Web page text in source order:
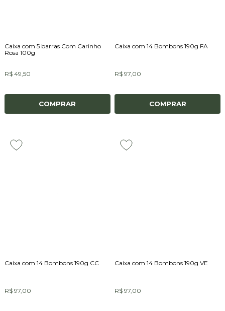
Caixa com 5 barras Com Carinho
Rosa 100g
R$ 49,50
COMPRAR
Caixa com 14 Bombons 190g FA
R$ 97,00
COMPRAR
Caixa com 14 Bombons 190g CC
R$ 97,00
Caixa com 14 Bombons 190g VE
R$ 97,00